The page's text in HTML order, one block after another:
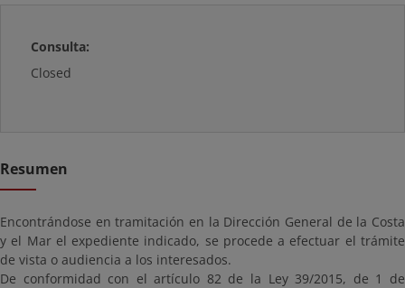
Consulta:
Closed
Resumen
Encontrándose en tramitación en la Dirección General de la Costa
y el Mar el expediente indicado, se procede a efectuar el trámite
de vista o audiencia a los interesados.
De conformidad con el artículo 82 de la Ley 39/2015, de 1 de